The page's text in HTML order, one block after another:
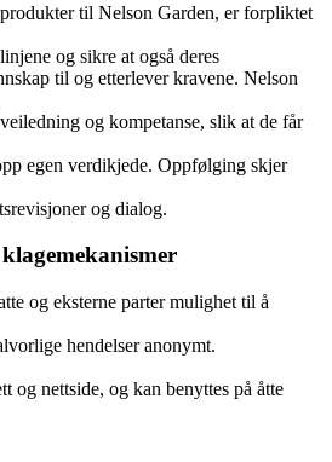
til Nelson Garden, er forpliktet
og sikre at også deres
til og etterlever kravene. Nelson
og kompetanse, slik at de får
egen verdikjede. Oppfølging skjer
og dialog.
og eksterne parter mulighet til å
hendelser anonymt.
og nettside, og kan benyttes på åtte